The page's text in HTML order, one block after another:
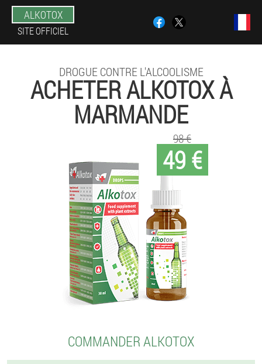
ALKOTOX
SITE OFFICIEL
DROGUE CONTRE L'ALCOOLISME
ACHETER ALKOTOX À
MARMANDE
49 €
98 €
COMMANDER ALKOTOX